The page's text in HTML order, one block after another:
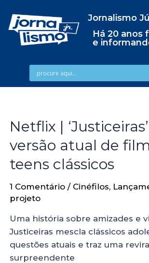
Jornalismo
Há 20 anos
e
Netflix |
versão atual de
teens clássicos
1 Comentário / Cinéfilos,
projeto
Uma história sobre amizades e
Justiceiras mescla clássicos
questões atuais e traz uma
surpreendente